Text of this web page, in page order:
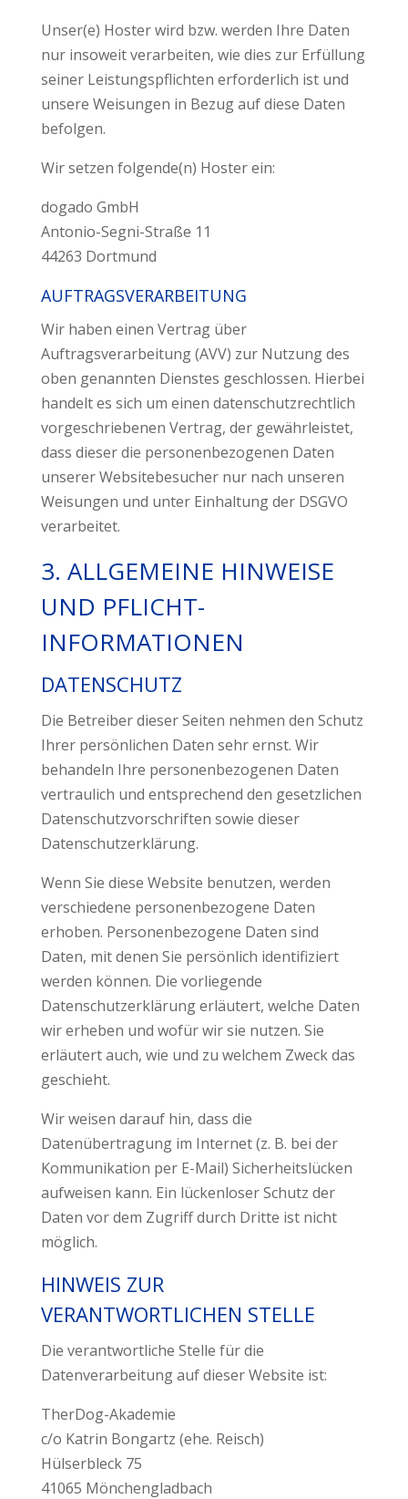
Unser(e) Hoster wird bzw. werden Ihre Daten
nur insoweit verarbeiten, wie dies zur Erfüllung
seiner Leistungspflichten erforderlich ist und
unsere Weisungen in Bezug auf diese Daten
befolgen.
Wir setzen folgende(n) Hoster ein:
dogado GmbH
Antonio-Segni-Straße 11
44263 Dortmund
AUFTRAGSVERARBEITUNG
Wir haben einen Vertrag über
Auftragsverarbeitung (AVV) zur Nutzung des
oben genannten Dienstes geschlossen. Hierbei
handelt es sich um einen datenschutzrechtlich
vorgeschriebenen Vertrag, der gewährleistet,
dass dieser die personenbezogenen Daten
unserer Websitebesucher nur nach unseren
Weisungen und unter Einhaltung der DSGVO
verarbeitet.
3. ALLGEMEINE HINWEISE
UND PFLICHT­
INFORMATIONEN
DATENSCHUTZ
Die Betreiber dieser Seiten nehmen den Schutz
Ihrer persönlichen Daten sehr ernst. Wir
behandeln Ihre personenbezogenen Daten
vertraulich und entsprechend den gesetzlichen
Datenschutzvorschriften sowie dieser
Datenschutzerklärung.
Wenn Sie diese Website benutzen, werden
verschiedene personenbezogene Daten
erhoben. Personenbezogene Daten sind
Daten, mit denen Sie persönlich identifiziert
werden können. Die vorliegende
Datenschutzerklärung erläutert, welche Daten
wir erheben und wofür wir sie nutzen. Sie
erläutert auch, wie und zu welchem Zweck das
geschieht.
Wir weisen darauf hin, dass die
Datenübertragung im Internet (z. B. bei der
Kommunikation per E-Mail) Sicherheitslücken
aufweisen kann. Ein lückenloser Schutz der
Daten vor dem Zugriff durch Dritte ist nicht
möglich.
HINWEIS ZUR
VERANTWORTLICHEN STELLE
Die verantwortliche Stelle für die
Datenverarbeitung auf dieser Website ist:
TherDog-Akademie
c/o Katrin Bongartz (ehe. Reisch)
Hülserbleck 75
41065 Mönchengladbach